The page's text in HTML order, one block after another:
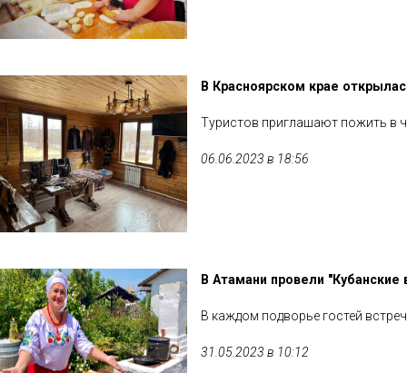
В Красноярском крае
Туристов приглашают пожить в
06.06.2023 в 18:56
В Атамани провели
В каждом подворье гостей
31.05.2023 в 10:12